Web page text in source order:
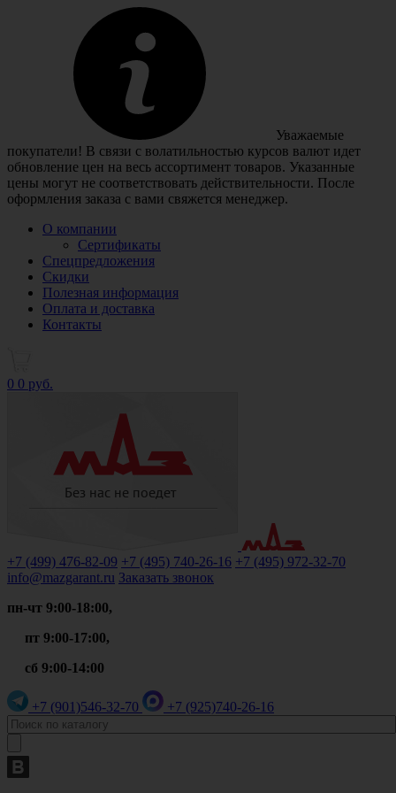
Уважаемые
покупатели! В связи с волатильностью курсов валют идет
обновление цен на весь ассортимент товаров. Указанные
цены могут не соответствовать действительности. После
оформления заказа с вами свяжется менеджер.
О компании
Сертификаты
Спецпредложения
Скидки
Полезная информация
Оплата и доставка
Контакты
0 0 руб.
+7 (499) 476-82-09 +7 (495) 740-26-16 +7 (495) 972-32-70
info@mazgarant.ru Заказать звонок
пн-чт 9:00-18:00,
пт 9:00-17:00,
сб 9:00-14:00
+7 (901)546-32-70 +7 (925)740-26-16